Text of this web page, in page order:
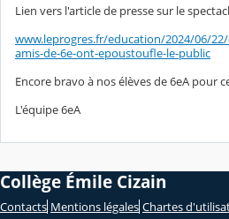
Lien vers l'article de presse sur le
www.leprogres.fr/education/2024/06/
amis-de-6e-ont-epoustoufle-le-public
Encore bravo à nos élèves de 6eA pour
L'équipe 6eA
Collège Émile Cizain
Contacts Mentions légales Chartes